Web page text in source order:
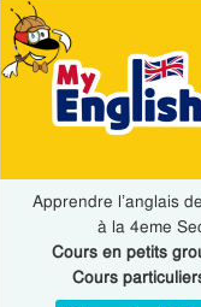
Apprendre l’anglais
à la 4eme
Cours en petits
Cours